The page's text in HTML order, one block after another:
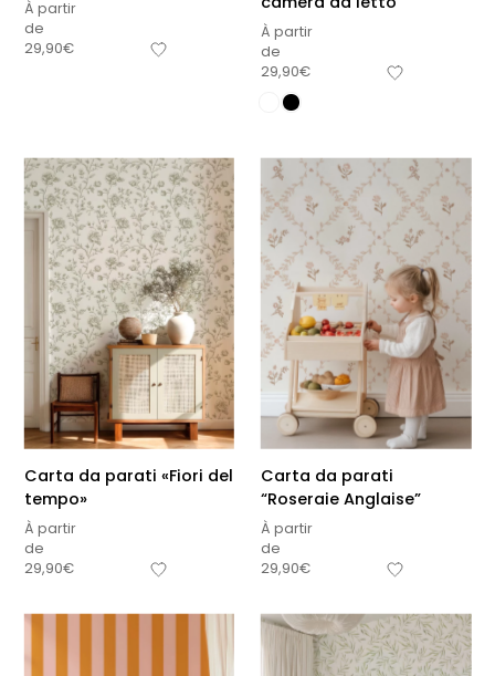
À partir
de
29,90€
À partir
de
29,90€
Carta da parati «Fiori del
tempo»
À partir
de
29,90€
Carta da parati
“Roseraie Anglaise”
À partir
de
29,90€